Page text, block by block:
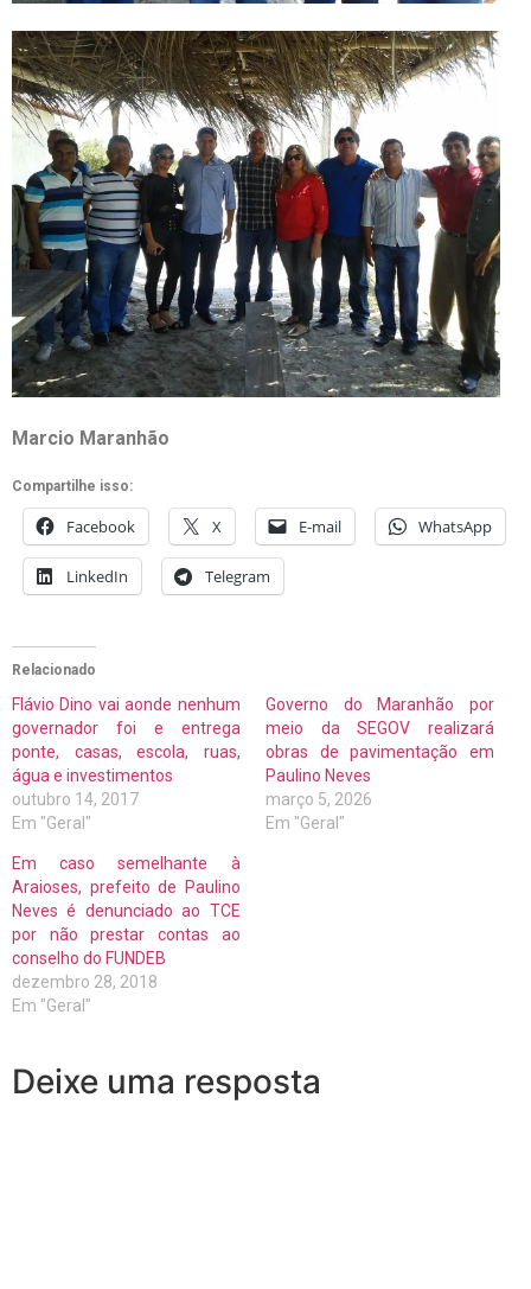
Marcio Maranhão
Compartilhe isso:
Facebook X E-mail WhatsApp
LinkedIn Telegram
Relacionado
Flávio Dino vai aonde nenhum
governador foi e entrega
ponte, casas, escola, ruas,
água e investimentos
outubro 14, 2017
Em "Geral"
Governo do Maranhão por
meio da SEGOV realizará
obras de pavimentação em
Paulino Neves
março 5, 2026
Em "Geral"
Em caso semelhante à
Araioses, prefeito de Paulino
Neves é denunciado ao TCE
por não prestar contas ao
conselho do FUNDEB
dezembro 28, 2018
Em "Geral"
Deixe uma resposta